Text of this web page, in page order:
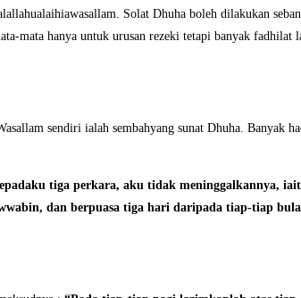
Solat Dhuha boleh dilakukan
mata hanya untuk urusan rezeki tetapi banyak
sendiri ialah sembahyang sunat Dhuha. Banyak
tiga perkara, aku tidak meninggalkannya,
dan berpuasa tiga hari daripada tiap-tiap